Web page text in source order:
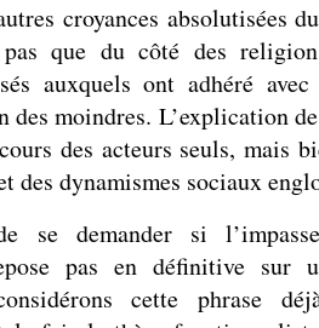
croyances absolutisées
que du côté des
auxquels ont adhéré
moindres. L’explication
des acteurs seuls, mais
des dynamismes sociaux
demander si
pas en définitive sur
cette phrase